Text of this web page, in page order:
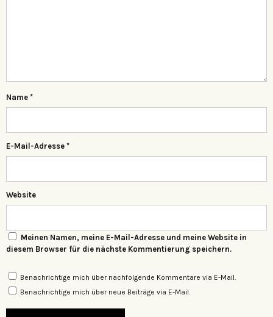
Name *
E-Mail-Adresse *
Website
Meinen Namen, meine E-Mail-Adresse und meine Website in
diesem Browser für die nächste Kommentierung speichern.
Benachrichtige mich über nachfolgende Kommentare via E-Mail.
Benachrichtige mich über neue Beiträge via E-Mail.